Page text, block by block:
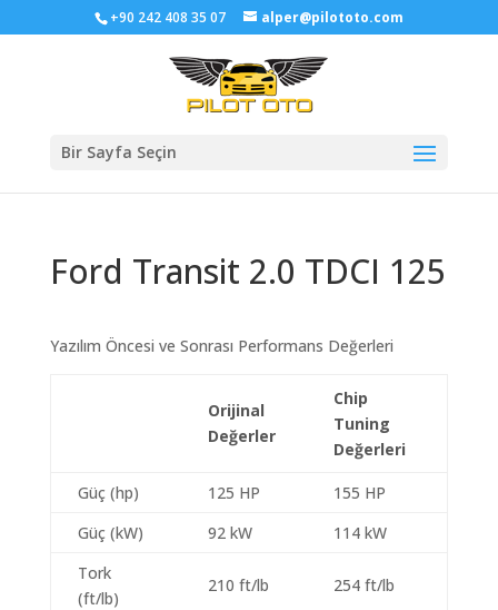
+90 242 408 35 07 alper@pilototo.com
Bir Sayfa Seçin
Ford Transit 2.0 TDCI 125
Yazılım Öncesi ve Sonrası Performans Değerleri
Orijinal
Değerler
Chip
Tuning
Değerleri
Güç (hp) 125 HP
155 HP
Güç (kW)
92 kW
114 kW
Tork
(ft/lb)
210 ft/lb 254 ft/lb